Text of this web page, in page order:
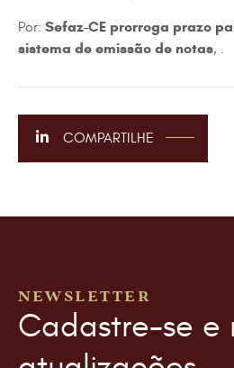
Por: Sefaz-CE prorroga prazo
sistema de emissão de notas, .
COMPARTILHE
NEWSLETTER
Cadastre-se e